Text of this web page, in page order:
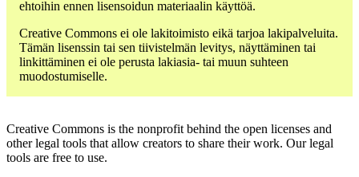
ehtoihin ennen lisensoidun materiaalin käyttöä.
Creative Commons ei ole lakitoimisto eikä tarjoa lakipalveluita.
Tämän lisenssin tai sen tiivistelmän levitys, näyttäminen tai
linkittäminen ei ole perusta lakiasia- tai muun suhteen
muodostumiselle.
Creative Commons is the nonprofit behind the open licenses and
other legal tools that allow creators to share their work. Our legal
tools are free to use.